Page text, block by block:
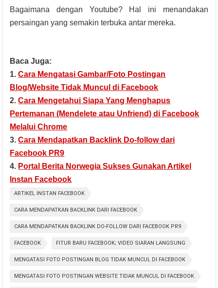
Bagaimana dengan Youtube? Hal ini menandakan
persaingan yang semakin terbuka antar mereka.
Baca Juga:
1.Cara Mengatasi Gambar/Foto Postingan
Blog/Website Tidak Muncul di Facebook
2.Cara Mengetahui Siapa Yang Menghapus
Pertemanan (Mendelete atau Unfriend) di Facebook
Melalui Chrome
3.Cara Mendapatkan Backlink Do-follow dari
Facebook PR9
4. Portal Berita Norwegia Sukses Gunakan Artikel
Instan Facebook
ARTIKEL INSTAN FACEBOOK
CARA MENDAPATKAN BACKLINK DARI FACEBOOK
CARA MENDAPATKAN BACKLINK DO-FOLLOW DARI FACEBOOK PR9
FACEBOOK FITUR BARU FACEBOOK; VIDEO SIARAN LANGSUNG
MENGATASI FOTO POSTINGAN BLOG TIDAK MUNCUL DI FACEBOOK
MENGATASI FOTO POSTINGAN WEBSITE TIDAK MUNCUL DI FACEBOOK